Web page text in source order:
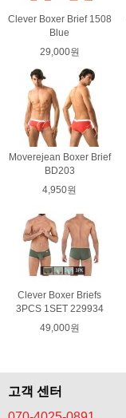
Clever Boxer Brief 1508
Blue
29,000원
Moverejean Boxer Brief
BD203
4,950원
Clever Boxer Briefs
3PCS 1SET 229934
49,000원
고객 센터